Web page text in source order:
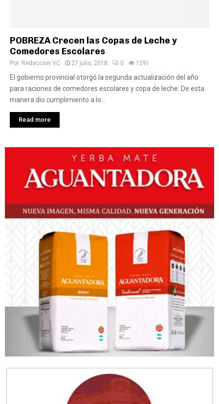
POBREZA Crecen las Copas de Leche y
Comedores Escolares
Por: Redaccion VC 27 julio, 2018 0 1291
El gobierno provincial otorgó la segunda actualización del año
para raciones de comedores escolares y copa de leche. De esta
manera dio cumplimiento a lo...
Read more